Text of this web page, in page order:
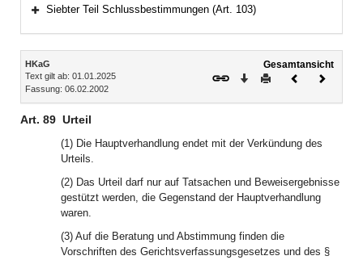
Siebter Teil Schlussbestimmungen (Art. 103)
Inhalt
HKaG
Text gilt ab: 01.01.2025
Fassung: 06.02.2002
Gesamtansicht
Download
DruckenVorheriges
Art. 89 Urteil
(1) Die Hauptverhandlung endet mit der Verkündung des
Urteils.
(2) Das Urteil darf nur auf Tatsachen und Beweisergebnisse
gestützt werden, die Gegenstand der Hauptverhandlung
waren.
(3) Auf die Beratung und Abstimmung finden die
Vorschriften des Gerichtsverfassungsgesetzes und des §